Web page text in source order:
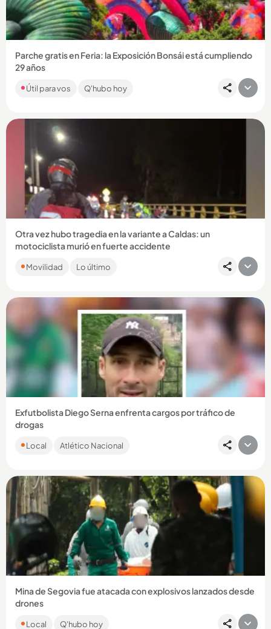
Compartir Noticia
Parche gratis en Feria: la Exposición Bonsái está cumpliendo
29 años
Sandiego tendrá actividades gratuitas en agosto con motivo
Útil para vos Q'hubo hoy
Otra vez hubo tragedia en la variante a Caldas: un
motociclista murió en fuerte accidente
colisionado con otro vehículo en jurisdicción de La Estrella. ...
Movilidad Lo último
Compartir Noticia
Exfutbolista Diego Serna enfrenta cargos por tráfico de
drogas
Estados Unidos, intentando ingresar pastillas de
Local Atlético Nacional
Compartir Noticia
Mina de Segovia fue atacada con explosivos lanzados desde
drones
Las autoridades señalan al frente 4 de las disidencias de las
Farc como los responsables. Dos personas resultaron
Local Q'hubo hoy